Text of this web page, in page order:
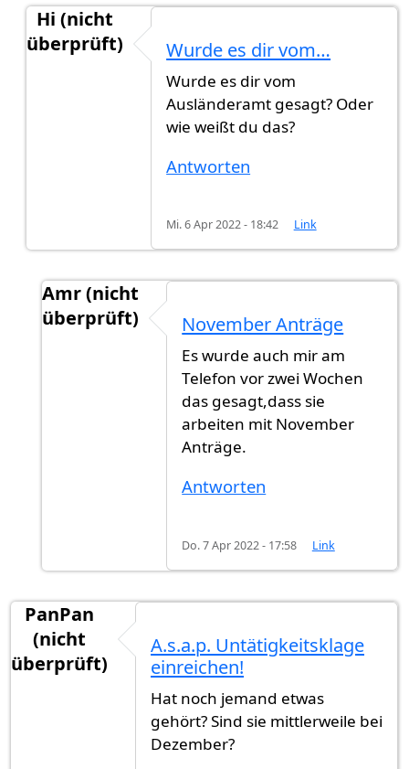
Hi (nicht
überprüft)
gerade wird noch november…
Wurde es dir vom…
Wurde es dir vom
Ausländeramt gesagt? Oder
wie weißt du das?
Antworten
Mi. 6 Apr 2022 - 18:42 Link
Amr (nicht
überprüft)
Wurde es dir vom…vonHi (nicht
November Anträge
Es wurde auch mir am
Telefon vor zwei Wochen
das gesagt,dass sie
arbeiten mit November
Anträge.
Antworten
Do. 7 Apr 2022 - 17:58 Link
PanPan
(nicht
überprüft)
A.s.a.p. Untätigkeitsklage
einreichen!
Hat noch jemand etwas
gehört? Sind sie mittlerweile bei
Dezember?